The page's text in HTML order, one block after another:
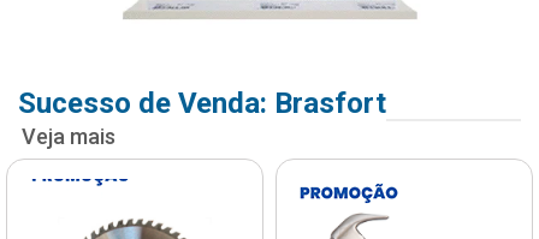
Sucesso de Venda: Brasfort
Veja mais